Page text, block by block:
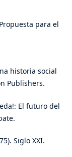
para el
historia social
Publishers.
El futuro del
Siglo XXI.